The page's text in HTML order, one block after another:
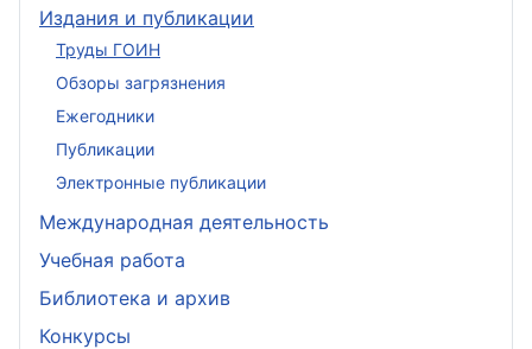
Издания и публикации
Труды ГОИН
Обзоры загрязнения
Ежегодники
Публикации
Электронные публикации
Международная деятельность
Учебная работа
Библиотека и архив
Конкурсы